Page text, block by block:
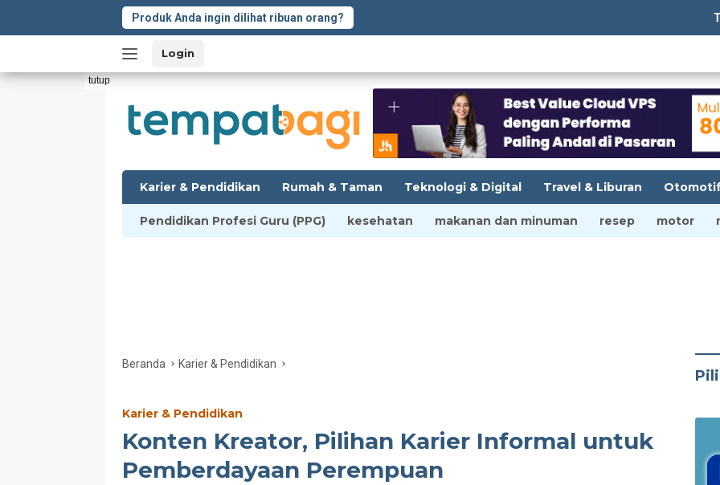
Produk Anda ingin dilihat ribuan orang?
Login
tutup
Karier & Pendidikan Rumah & Taman Teknologi & Digital Travel & Liburan
Pendidikan Profesi Guru (PPG) kesehatan makanan dan minuman resep motor
Beranda Karier & Pendidikan
Karier & Pendidikan
Konten Kreator, Pilihan Karier Informal untuk
Pemberdayaan Perempuan